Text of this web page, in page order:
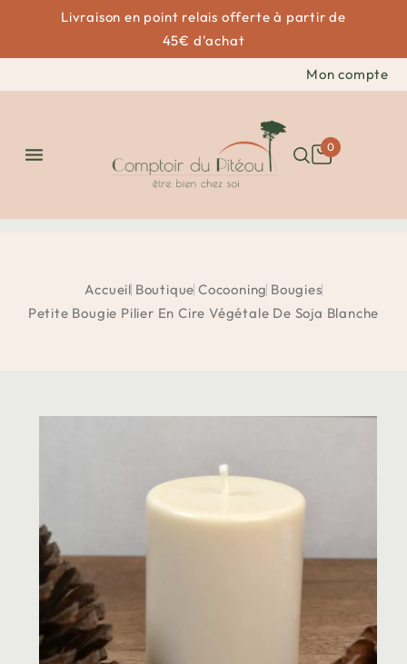
Livraison en point relais offerte à partir de
45€ d'achat
Mon compte
 0
Accueil Boutique Cocooning Bougies
Petite Bougie Pilier En Cire Végétale De Soja Blanche